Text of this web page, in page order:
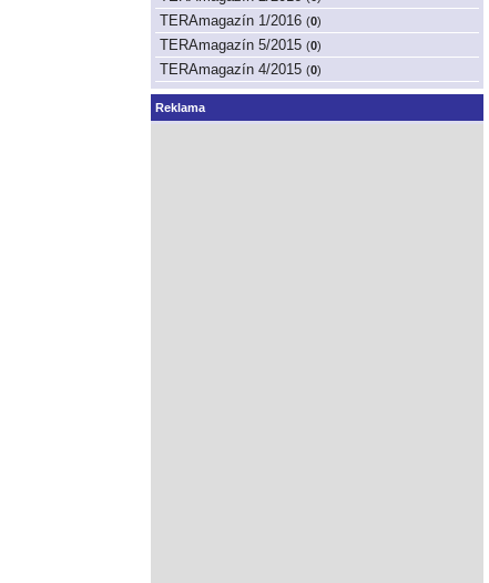
TERAmagazín 1/2016 (0)
TERAmagazín 5/2015 (0)
TERAmagazín 4/2015 (0)
Reklama